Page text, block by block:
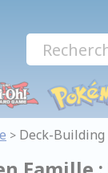
> Deck-Building